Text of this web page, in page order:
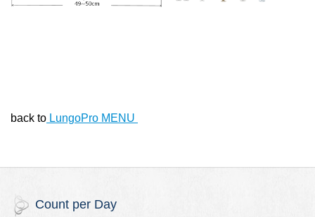
back to LungoPro MENU
Count per Day